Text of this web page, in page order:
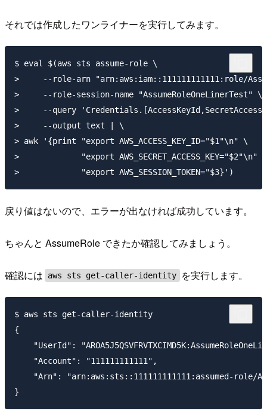
それでは作成したワンライナーを実行してみます。
$ eval $(aws sts assume-role \
>     --role-arn "arn:aws:iam::111111111111:role/
>     --role-session-name "AssumeRoleOneLinerTest" \
>     --query
>     --output text | \
> awk '{print "export AWS_ACCESS_KEY_ID="$1"\n" \
>             "export AWS_SECRET_ACCESS_KEY="$2"\n" \
戻り値はないので、エラーが出なければ成功しています。
ちゃんと AssumeRole できたか確認してみましょう。
確認には aws sts get-caller-identity を実行します。
$ aws sts get-caller-identity
{
"UserId":
    "Account": "111111111111",
"Arn": "arn:aws:sts::111111111111:assumed-role/